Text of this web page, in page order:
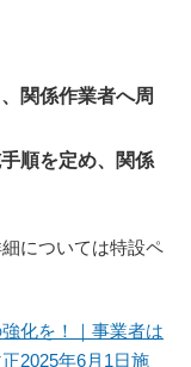
関係作業者へ周
順を定め、関係
については特設ペ
化を！｜事業者は
2025年6月1日施